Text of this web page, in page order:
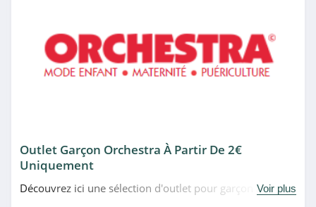
Outlet Garçon Orchestra À Partir De 2€
Uniquement
Découvrez ici une sélection d'outlet pour garçon à partir
Voir plus